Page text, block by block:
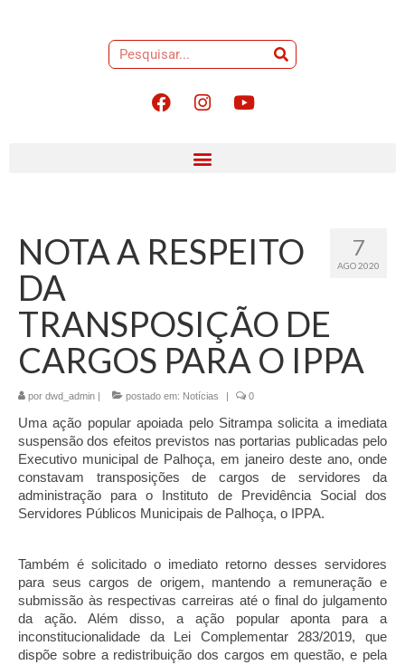
7
AGO 2020
NOTA A RESPEITO
DA
TRANSPOSIÇÃO DE
CARGOS PARA O IPPA
por dwd_admin postado em: Notícias 0
Uma ação popular apoiada pelo Sitrampa solicita a imediata
suspensão dos efeitos previstos nas portarias publicadas pelo
Executivo municipal de Palhoça, em janeiro deste ano, onde
constavam transposições de cargos de servidores da
administração para o Instituto de Previdência Social dos
Servidores Públicos Municipais de Palhoça, o IPPA.
Também é solicitado o imediato retorno desses servidores
para seus cargos de origem, mantendo a remuneração e
submissão às respectivas carreiras até o final do julgamento
da ação. Além disso, a ação popular aponta para a
inconstitucionalidade da Lei Complementar 283/2019, que
dispõe sobre a redistribuição dos cargos em questão, e pela